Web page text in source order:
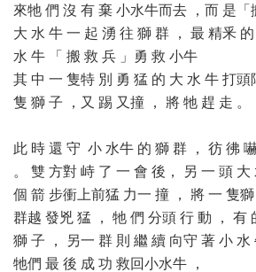
來牠 們 沒 有 棄 小水牛而去 ，而 是
大 水 牛 一 起 湧 往 獅 群 ， 最 精釆 的
水 牛 「 搬 救 兵 」勇 救 小牛
其 中 一 隻特 別 勇 猛 的 大 水 牛 打
隻 獅 子 ，又 踢 又撞 ， 將 牠 趕 走 。
此 時 還 守 小 水牛 的 獅 群 ， 彷 彿
。 雙 方對 峙 了 一 會 後， 另 一 頭 大
個 箭 步衝上前猛 力一 撞 ， 將 一 隻
群越 發兇 猛 ， 牠 們 分頭 行 動 ， 有
獅 子 ， 另一 群 則 繼 續 向守 著 小 水
牠們 最 後 成 功 救回小水牛 ，